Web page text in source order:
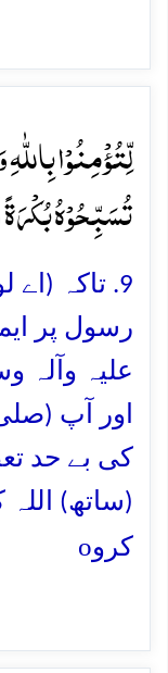
لِّتُؤۡمِنُوۡا
تُسَبِّحُوۡہُ بُکۡرَۃً
9. تاکہ
رسول پر
علیہ وآلہ
اور آپ
کی بے حد
(ساتھ)
کروo